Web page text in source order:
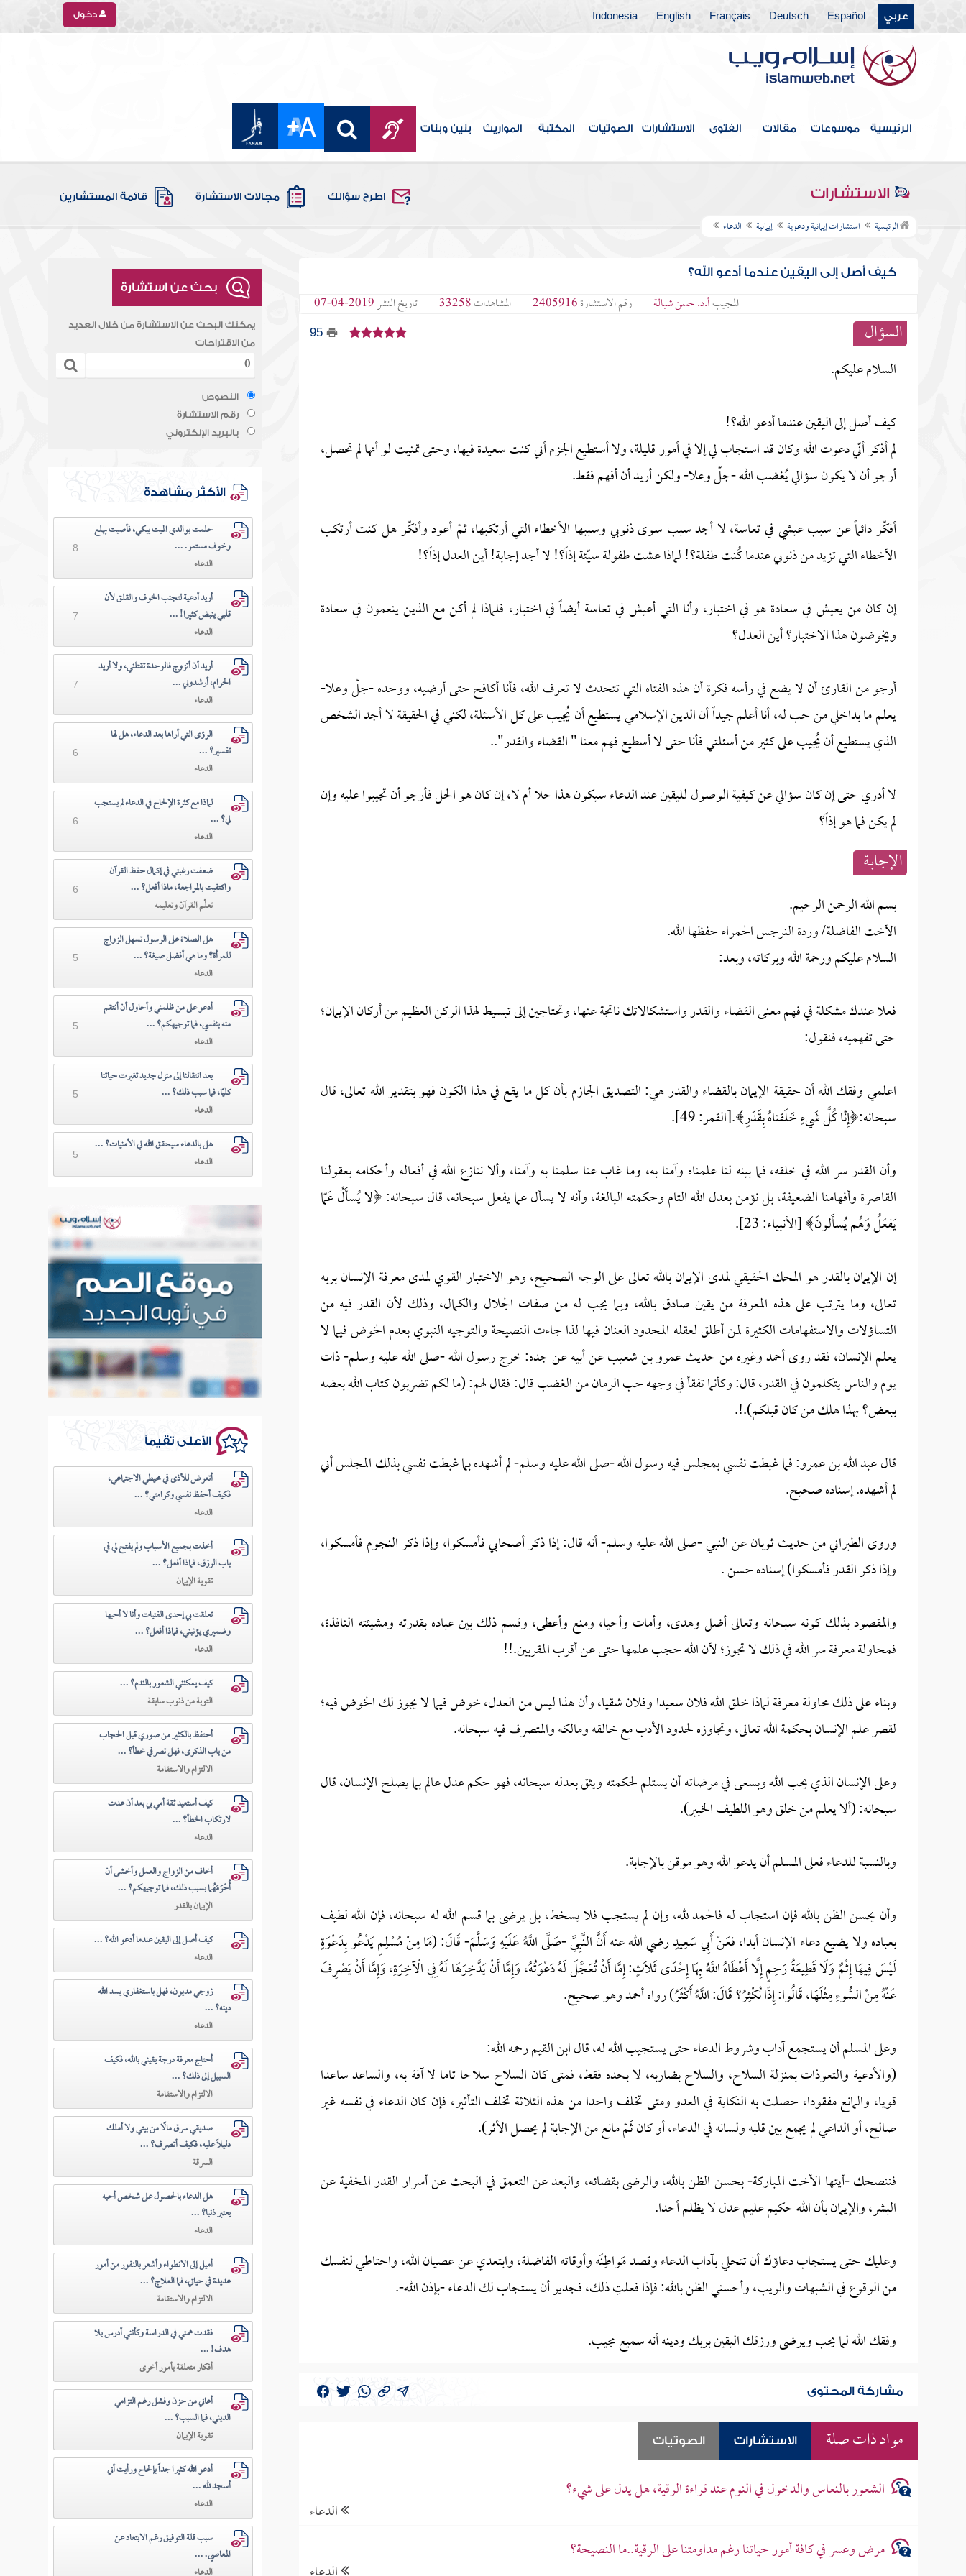
عربي Español
Deutsch
Français
English
Indonesia دخول
الرئيسية موسوعات مقالات الفتوى الاستشارات الصوتيات المكتبة المواريث بنين وبنات
الاستشارات اطرح سؤالك مجالات الاستشارة قائمة المستشارين
الرئيسية استشارات إيمانية ودعوية إيمانية الدعاء
كيف أصل إلى اليقين عندما أدعو الله؟
المجيبأ.د. حسن شبالة رقم الاستشارة2405916 المشاهدات33258 تاريخ النشر2019-04-07
السؤال 95
السلام عليكم.
كيف أصل إلى اليقين عندما أدعو الله؟!
لم أذكر أنّي دعوت الله وكان قد استجاب لي إلا في أمور قليلة، ولا أستطيع الجزم أني كنت سعيدة فيها، وحتى تمنيت لو أنها لم تحصل،
أرجو أن لا يكون سؤالي يُغضب الله -جلّ وعلا- ولكن أريد أن أفهم فقط.
أفكّر دائماً عن سبب عيشي في تعاسة، لا أجد سبب سوى ذنوبي وسببها الأخطاء التي أرتكبها، ثمّ أعود وأفكّر هل كنت أرتكب
الأخطاء التي تزيد من ذنوبي عندما كُنت طفلة؟! لماذا عشت طفولة سيّئة إذاً؟! لا أجد إجابة! أين العدل إذاً؟!
إن كان من يعيش في سعادة هو في اختبار، وأنا التي أعيش في تعاسة أيضاً في اختبار، فلماذا لم أكن مع الذين ينعمون في سعادة
ويخوضون هذا الاختبار؟ أين العدل؟
أرجو من القارئ أن لا يضع في رأسه فكرة أن هذه الفتاه التي تتحدث لا تعرف الله، فأنا أكافح حتى أرضيه، ووحده -جلّ وعلا-
يعلم ما بداخلي من حب له، أنا أعلم جيداً أن الدين الإسلامي يستطيع أن يُجيب على كل الأسئلة، لكني في الحقيقة لا أجد الشخص
الذي يستطيع أن يُجيب على كثير من أسئلتي فأنا حتى لا أسطيع فهم معنا " القضاء والقدر"..
لا أدري حتى إن كان سؤالي عن كيفية الوصول لليقين عند الدعاء سيكون هذا حلا أم لا، إن كان هو الحل فأرجو أن تجيبوا عليه وإن
لم يكن فما هو إذاً؟
الإجابــة
بسم الله الرحمن الرحيم.
الأخت الفاضلة/ وردة النرجس الحمراء حفظها الله.
السلام عليكم ورحمة الله وبركاته، وبعد:
فعلا عندك مشكلة في فهم معنى القضاء والقدر واستشكالاتك ناتجة عنها، وتحتاجين إلى تبسيط لهذا الركن العظيم من أركان الإيمان؛
حتى تفهميه، فنقول:
اعلمي وفقك الله أن حقيقة الإيمان بالقضاء والقدر هي: التصديق الجازم بأن كل ما يقع في هذا الكون فهو بتقدير الله تعالى، قال
سبحانه:﴿إِنّا كُلَّ شَيءٍ خَلَقناهُ بِقَدَرٍ﴾.[القمر: 49].
وأن القدر سر الله في خلقه، فما بينه لنا علمناه وآمنا به، وما غاب عنا سلمنا به وآمنا، وألا ننازع الله في أفعاله وأحكامه بعقولنا
القاصرة وأفهامنا الضعيفة، بل نؤمن بعدل الله التام وحكمته البالغة، وأنه لا يسأل عما يفعل سبحانه، قال سبحانه: ﴿لا يُسأَلُ عَمّا
يَفعَلُ وَهُم يُسأَلونَ﴾ [الأنبياء: 23].
إن الإيمان بالقدر هو المحك الحقيقي لمدى الإيمان بالله تعالى على الوجه الصحيح، وهو الاختبار القوي لمدى معرفة الإنسان بربه
تعالى، وما يترتب على هذه المعرفة من يقين صادق بالله، وبما يجب له من صفات الجلال والكمال، وذلك لأن القدر فيه من
التساؤلات والاستفهامات الكثيرة لمن أطلق لعقله المحدود العنان فيها لذا جاءت النصيحة والتوجيه النبوي بعدم الخوض فيما لا
يعلم الإنسان، فقد روى أحمد وغيره من حديث عمرو بن شعيب عن أبيه عن جده: خرج رسول الله -صلى الله عليه وسلم- ذات
يوم والناس يتكلمون في القدر، قال: وكأنما تفقأ في وجهه حب الرمان من الغضب قال: فقال لهم: (ما لكم تضربون كتاب الله بعضه
ببعض؟ بهذا هلك من كان قبلكم).!.
قال عبد الله بن عمرو: فما غبطت نفسي بمجلس فيه رسول الله -صلى الله عليه وسلم- لم أشهده بما غبطت نفسي بذلك المجلس أني
لم أشهده. إسناده صحيح.
وروى الطبراني من حديث ثوبان عن النبي -صلى الله عليه وسلم- أنه قال: إذا ذكر أصحابي فأمسكوا، وإذا ذكر النجوم فأمسكوا،
وإذا ذكر القدر فأمسكوا) إسناده حسن .
والمقصود بذلك كونه سبحانه وتعالى أضل وهدى، وأمات وأحيا، ومنع وأعطى، وقسم ذلك بين عباده بقدرته ومشيئته النافذة،
فمحاولة معرفة سر الله في ذلك لا تجوز؛ لأن الله حجب علمها حتى عن أقرب المقربين.!!
وبناء على ذلك محاولة معرفة لماذا خلق الله فلان سعيدا وفلان شقيا، وأن هذا ليس من العدل، خوض فيما لا يجوز لك الخوض فيه؛
لقصر علم الإنسان بحكمة الله تعالى، وتجاوزه لحدود الأدب مع خالقه ومالكه والمتصرف فيه سبحانه.
وعلى الإنسان الذي يحب الله وبسعى في مرضاته أن يستلم لحكمته ويثق بعدله سبحانه، فهو حكم عدل عالم بما يصلح الإنسان، قال
سبحانه: (ألا يعلم من خلق وهو اللطيف الخبير).
وبالنسبة للدعاء فعلى المسلم أن يدعو الله وهو موقن بالإجابة.
وأن يحسن الظن بالله فإن استجاب له فالحمد لله، وإن لم يستجب فلا يسخط، بل يرضى بما قسم الله له سبحانه، فإن الله لطيف
بعباده ولا يضيع دعاء الإنسان أبدا، فعَنْ أَبِي سَعِيدٍ رضي الله عنه أَنَّ النَّبِيَّ -صَلَّى اللَّهُ عَلَيْهِ وَسَلَّمَ- قَالَ: (مَا مِنْ مُسْلِمٍ يَدْعُو بِدَعْوَةٍ
لَيْسَ فِيهَا إِثْمٌ وَلَا قَطِيعَةُ رَحِمٍ إِلَّا أَعْطَاهُ اللَّهُ بِهَا إِحْدَى ثَلَاثٍ: إِمَّا أَنْ تُعَجَّلَ لَهُ دَعْوَتُهُ، وَإِمَّا أَنْ يَدَّخِرَهَا لَهُ فِي الْآخِرَةِ، وَإِمَّا أَنْ يَصْرِفَ
عَنْهُ مِنْ السُّوءِ مِثْلَهَا، قَالُوا: إِذًا نُكْثِرُ؟ قَالَ: اللَّهُ أَكْثَرُ) رواه أحمد وهو صحيح.
وعلى المسلم أن يستجمع آداب وشروط الدعاء حتى يستجيب الله له، قال ابن القيم رحمه الله:
(والأدعية والتعوذات بمنزلة السلاح، والسلاح بضاربه، لا بحده فقط، فمتى كان السلاح سلاحا تاما لا آفة به، والساعد ساعدا
قويا، والمانع مفقودا، حصلت به النكاية في العدو ومتى تخلف واحدا من هذه الثلاثة تخلف التأثير، فإن كان الدعاء في نفسه غير
صالح، أو الداعي لم يجمع بين قلبه ولسانه في الدعاء، أو كان ثَمّ مانع من الإجابة لم يحصل الأثر).
فننصحك -أيتها الأخت المباركة- بحسن الظن بالله، والرضى بقضائه، والبعد عن التعمق في البحث عن أسرار القدر المخفية عن
البشر، والإيمان بأن الله حكيم عليم عدل لا يظلم أحدا.
وعليك حتى يستجاب دعاؤك أن تتحلي بآداب الدعاء وقصد مَواطِنَه وأوقاته الفاضلة، وابتعدي عن عصيان الله، واحتاطي لنفسك
من الوقوع في الشبهات والريب، وأحسني الظن بالله: فإذا فعلتِ ذلك، فجدير أن يستجاب لك الدعاء -بإذن الله-.
وفقك الله لما يحب ويرضى ورزقك اليقين بربك ودينه أنه سميع مجيب.
مشاركة المحتوى
مواد ذات صلة الاستشارات الصوتيات
الشعور بالنعاس والدخول في النوم عند قراءة الرقية، هل يدل على شيء؟
الدعاء
مرض وعسر في كافة أمور حياتنا رغم مداومتنا على الرقية..ما النصيحة؟
بحث عن استشارة
يمكنك البحث عن الاستشارة من خلال العديد
من الاقتراحات
النصوص
رقم الاستشارة
بالبريد الإلكتروني
الأكثر مشاهدة
حلمت بوالدي الميت يبكي، فأصبت بهلع
وخوف مستمر. ...
الدعاء
8
أريد أدعية لتجنب الخوف والقلق لأن
قلبي ينبض كثيرا! ...
الدعاء
7
أريد أن أتزوج فالوحدة تقتلني، ولا أريد
الحرام، أرشدوني ...
الدعاء
7
الرؤى التي أراها بعد الدعاء، هل لها
تفسير؟ ...
الدعاء
6
لماذا مع كثرة الإلحاح في الدعاء لم يستجب
لي؟ ...
الدعاء
6
ضعفت رغبتي في إكمال حفظ القرآن
واكتفيت بالمراجعة، ماذا أفعل؟ ...
تعلّم القرآن وتعليمه
6
هل الصلاة على الرسول تسهل الزواج
للمرأة؟ وما هي أفضل صيغة؟ ...
الدعاء
5
أدعو على من ظلمني وأحاول أن أنتقم
منه بنفسي، فما توجيهكم؟ ...
الدعاء
5
بعد انتقالنا إلى منزل جديد تغيرت حياتنا
كليًا، فما سبب ذلك؟ ...
الدعاء
5
هل بالدعاء سيحقق الله لي الأمنيات؟ ...
الدعاء
5
الأعلى تقيماً
أتعرض للأذى في محيطي الاجتماعي،
فكيف أحفظ نفسي وكرامتي؟ ...
الدعاء
أخذت بجميع الأسباب ولم يفتح لي في
باب الرزق، فماذا أفعل؟ ...
تقوية الإيمان
تعلقت بي إحدى الفتيات وأنا لا أحبها
وضميري يؤنبني، فماذا أفعل؟ ...
الدعاء
كيف يمكنني الشعور بالندم؟ ...
التوبة من ذنوب سابقة
أحتفظ بالكثير من صوري قبل الحجاب
من باب الذكرى، فهل تصرفي خطأ؟ ...
الالتزام والاستقامة
كيف أستعيد ثقة أمي بي بعد أن عدت
لارتكاب الخطأ؟ ...
الدعاء
أخاف من الزواج والعمل وأخشى أن
أُحْرَمَهُما بسبب ذلك، فما توجيهكم؟ ...
الإيمان بالقدر
كيف أصل إلى اليقين عندما أدعو الله؟ ...
الدعاء
زوجي مديون، فهل باستغفاري يسد الله
دينه؟ ...
الدعاء
أحتاج معرفة درجة يقيني بالله، فكيف
السبيل إلى ذلك؟ ...
الالتزام والاستقامة
صديقي سرق مالًا من بيتي ولا أملك
دليلًا عليه، فكيف أتصرف؟ ...
السرقة
هل الدعاء بالحصول على شخص أحبه
يعتبر ذنبا؟ ...
الدعاء
أميل إلى الانطواء وأشعر بالنفور من أمور
عديدة في حياتي، فما العلاج؟ ...
الالتزام والاستقامة
فقدت همتي في الدراسة وكأنني أدرس بلا
هدف! ...
أفكار متعلقة بأمور أخرى
أعاني من حزن وفشل رغم التزامي
الديني، فما السبب؟ ...
تقوية الإيمان
أدعو الله كثيرا جداً بإلحاح ورأيت أني
أسجد لله ...
الدعاء
سبب قلة التوفيق رغم الابتعاد عن
المعاصي. ...